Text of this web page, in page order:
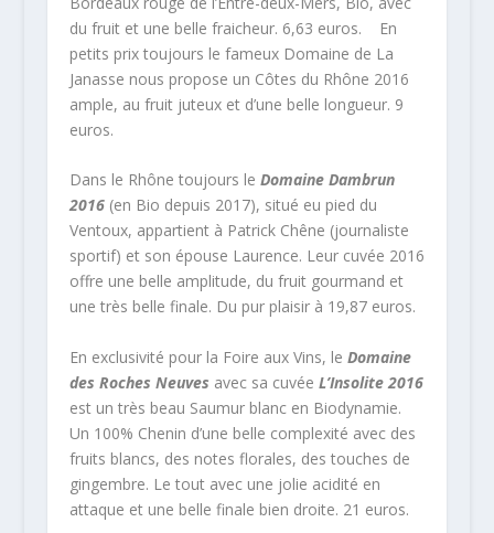
du fruit et une belle fraicheur. 6,63 euros. En
petits prix toujours le fameux Domaine de La
Janasse nous propose un Côtes du Rhône 2016
ample, au fruit juteux et d’une belle longueur. 9
euros.
Dans le Rhône toujours le Domaine Dambrun
2016(en Bio depuis 2017), situé eu pied du
Ventoux, appartient à Patrick Chêne (journaliste
sportif) et son épouse Laurence. Leur cuvée 2016
offre une belle amplitude, du fruit gourmand et
une très belle finale. Du pur plaisir à 19,87 euros.
En exclusivité pour la Foire aux Vins, le Domaine
des Roches Neuves avec sa cuvée L’Insolite 2016
est un très beau Saumur blanc en Biodynamie.
Un 100% Chenin d’une belle complexité avec des
fruits blancs, des notes florales, des touches de
gingembre. Le tout avec une jolie acidité en
attaque et une belle finale bien droite. 21 euros.